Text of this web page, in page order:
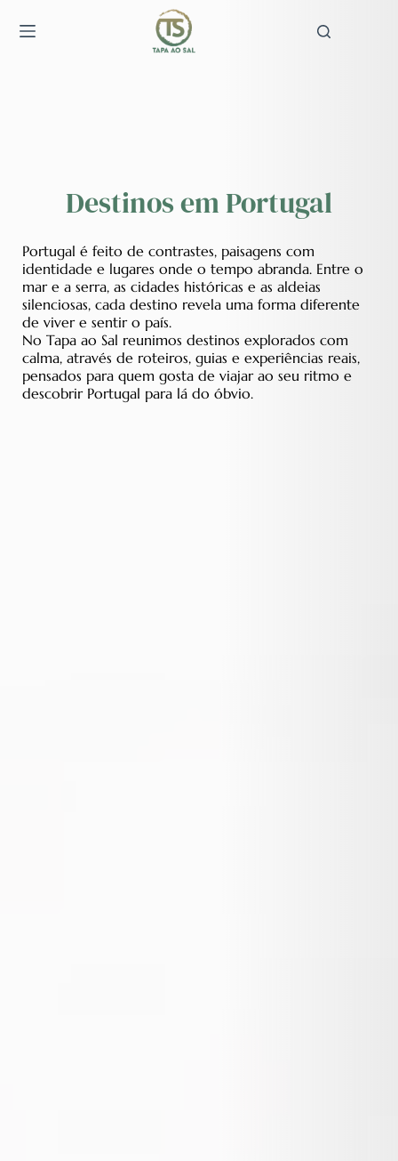
para
Destinos em Portugal
Portugal é feito de contrastes, paisagens com
identidade e lugares onde o tempo abranda. Entre o
mar e a serra, as cidades históricas e as aldeias
silenciosas, cada destino revela uma forma diferente
de viver e sentir o país.
No Tapa ao Sal reunimos destinos explorados com
calma, através de roteiros, guias e experiências reais,
pensados para quem gosta de viajar ao seu ritmo e
descobrir Portugal para lá do óbvio.